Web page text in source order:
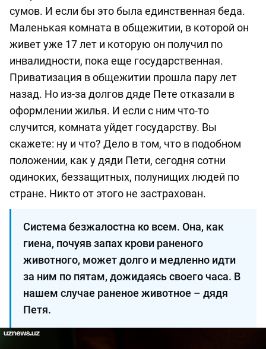
сумов. И если бы это была единственная беда.
Маленькая комната в общежитии, в которой он
живет уже 17 лет и которую он получил по
инвалидности, пока еще государственная.
Приватизация в общежитии прошла пару лет
назад. Но из-за долгов дяде Пете отказали в
оформлении жилья. И если с ним что-то
случится, комната уйдет государству. Вы
скажете: ну и что? Дело в том, что в подобном
положении, как у дяди Пети, сегодня сотни
одиноких, беззащитных, полунищих людей по
стране. Никто от этого не застрахован.
Система безжалостна ко всем. Она, как
гиена, почуяв запах крови раненого
животного, может долго и медленно идти
за ним по пятам, дожидаясь своего часа. В
нашем случае раненое животное – дядя
Петя.